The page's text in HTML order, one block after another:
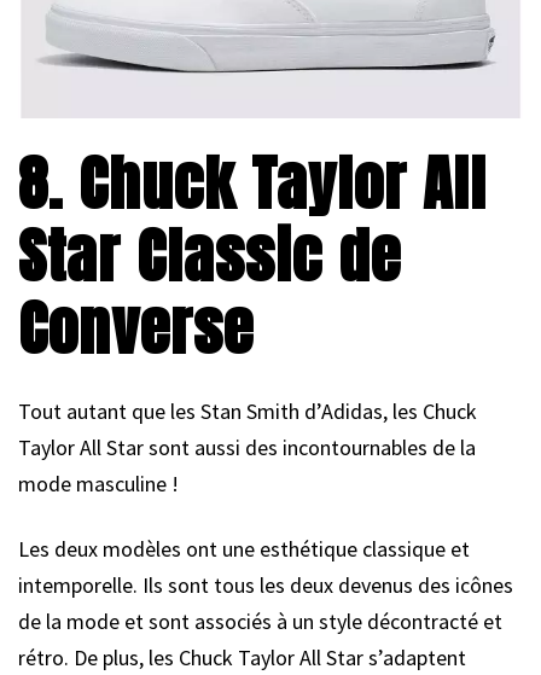
8. Chuck Taylor All
Star Classic de
Converse
Tout autant que les Stan Smith d’Adidas, les Chuck
Taylor All Star sont aussi des incontournables de la
mode masculine !
Les deux modèles ont une esthétique classique et
intemporelle. Ils sont tous les deux devenus des icônes
de la mode et sont associés à un style décontracté et
rétro. De plus, les Chuck Taylor All Star s’adaptent